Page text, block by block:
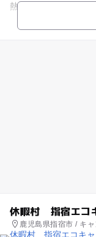
熱帯ジャングルを作
コ、フラミンゴ、ワ
休暇村 指宿エコ
鹿児島県指宿市 / キ